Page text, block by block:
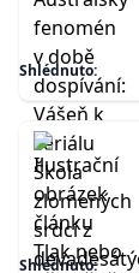
Shlédnuto:
Shlédnuto: